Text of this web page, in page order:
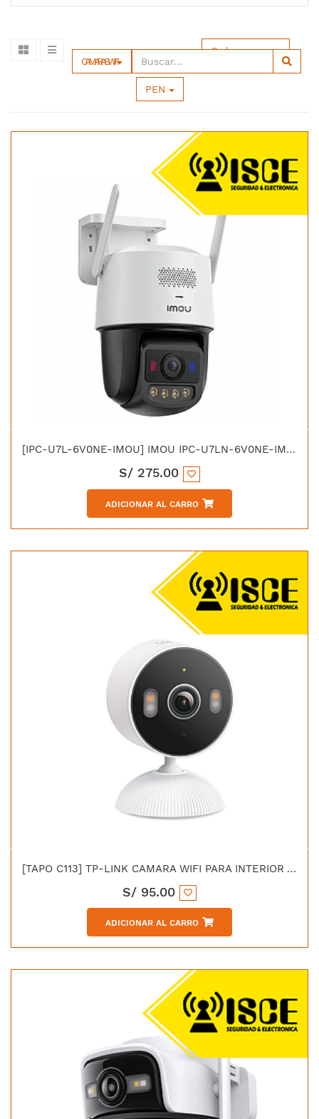
CAMARAS WIFI
PEN
Ordenar por
[IPC-U7L-6V0NE-IMOU] IMOU IPC-U7LN-6V0NE-IMOU TITAN PRO WIFI PT 6M AURORA FULL COLOR 30M IP66 POE
S/ 275.00
ADICIONAR AL CARRO
[TAPO C113] TP-LINK CAMARA WIFI PARA INTERIOR Y EXTERIOR 2K 3MP
S/ 95.00
ADICIONAR AL CARRO